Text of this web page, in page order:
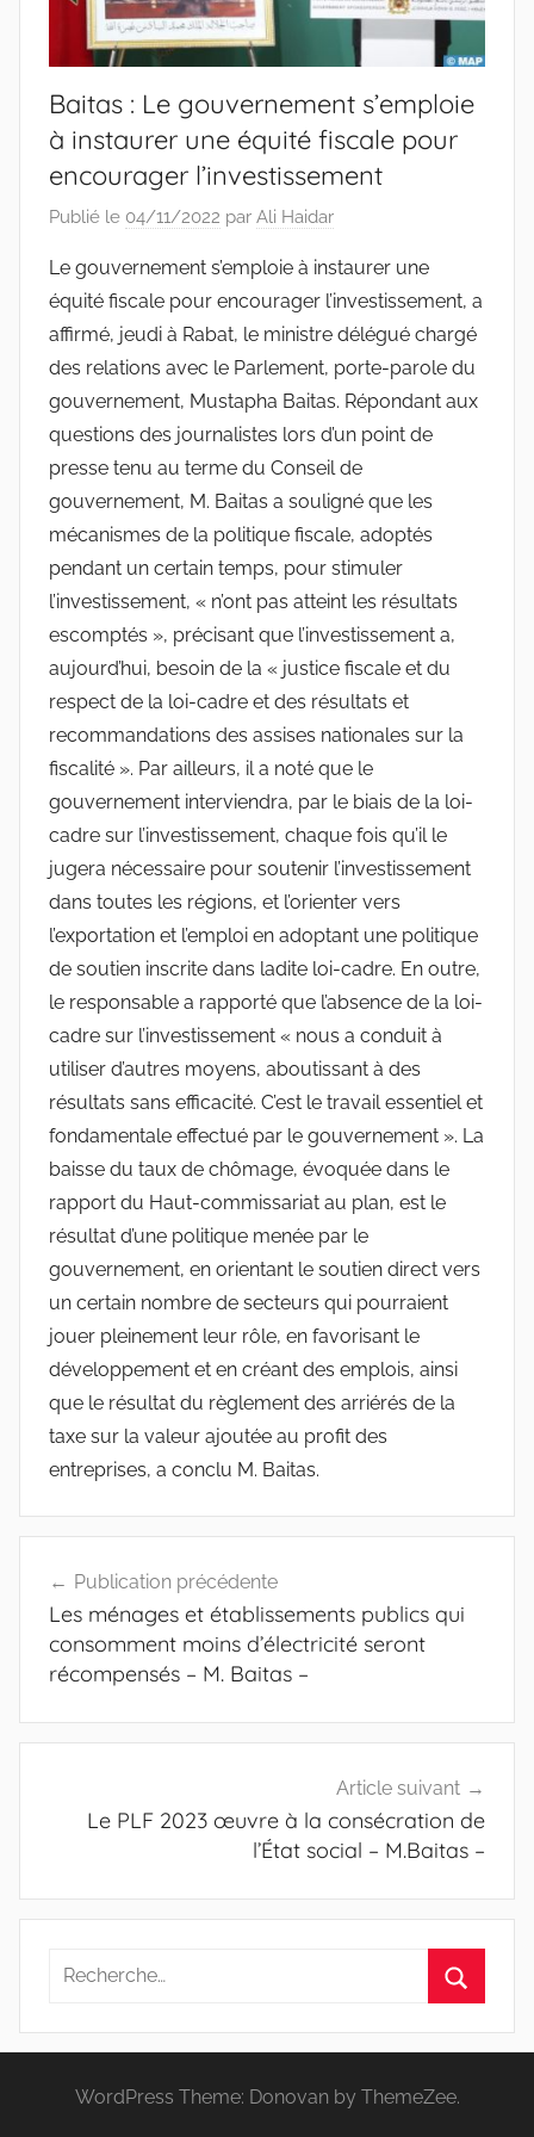
Baitas : Le gouvernement s’emploie
à instaurer une équité fiscale pour
encourager l’investissement
Publié le 04/11/2022 par Ali Haidar
Le gouvernement s’emploie à instaurer une
équité fiscale pour encourager l’investissement, a
affirmé, jeudi à Rabat, le ministre délégué chargé
des relations avec le Parlement, porte-parole du
gouvernement, Mustapha Baitas. Répondant aux
questions des journalistes lors d’un point de
presse tenu au terme du Conseil de
gouvernement, M. Baitas a souligné que les
mécanismes de la politique fiscale, adoptés
pendant un certain temps, pour stimuler
l’investissement, « n’ont pas atteint les résultats
escomptés », précisant que l’investissement a,
aujourd’hui, besoin de la « justice fiscale et du
respect de la loi-cadre et des résultats et
recommandations des assises nationales sur la
fiscalité ». Par ailleurs, il a noté que le
gouvernement interviendra, par le biais de la loi-
cadre sur l’investissement, chaque fois qu’il le
jugera nécessaire pour soutenir l’investissement
dans toutes les régions, et l’orienter vers
l’exportation et l’emploi en adoptant une politique
de soutien inscrite dans ladite loi-cadre. En outre,
le responsable a rapporté que l’absence de la loi-
cadre sur l’investissement « nous a conduit à
utiliser d’autres moyens, aboutissant à des
résultats sans efficacité. C’est le travail essentiel et
fondamentale effectué par le gouvernement ». La
baisse du taux de chômage, évoquée dans le
rapport du Haut-commissariat au plan, est le
résultat d’une politique menée par le
gouvernement, en orientant le soutien direct vers
un certain nombre de secteurs qui pourraient
jouer pleinement leur rôle, en favorisant le
développement et en créant des emplois, ainsi
que le résultat du règlement des arriérés de la
taxe sur la valeur ajoutée au profit des
entreprises, a conclu M. Baitas.
de
l’article
Publication précédente
Les ménages et établissements publics qui
consomment moins d’électricité seront
récompensés – M. Baitas –
Article suivant
Le PLF 2023 œuvre à la consécration de
l’État social – M.Baitas –
Recherche
:
WordPress Theme: Donovan by ThemeZee.